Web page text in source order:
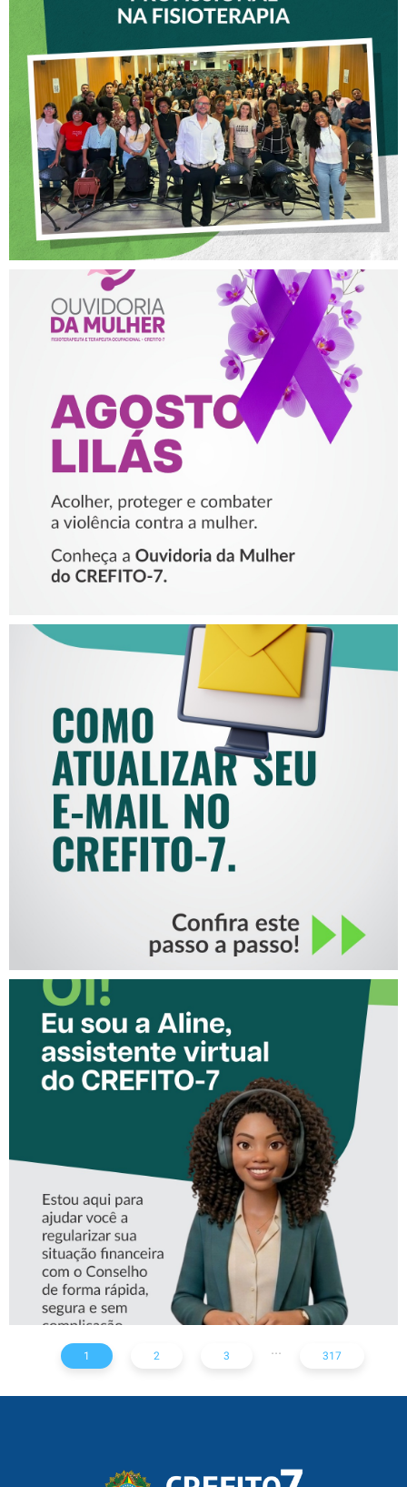
VICE-PRESIDENTE DO
CREFITO-7 PARTICIPA DE
OFICINA SOBRE ÉTICA E
POSTURA PROFISSIONAL
NA FISIOTERAPIA
AGOSTO LILÁS – ACOLHER,
PROTEGER E COMBATER A
VIOLÊNCIA CONTRA A
MULHER
COMO ATUALIZAR SEU E-
MAIL NO CREFITO-7
CONHEÇA A ‘ALINE’,
ASSISTENTE VIRTUAL DO
CREFITO-7
1 2 3 ... 317